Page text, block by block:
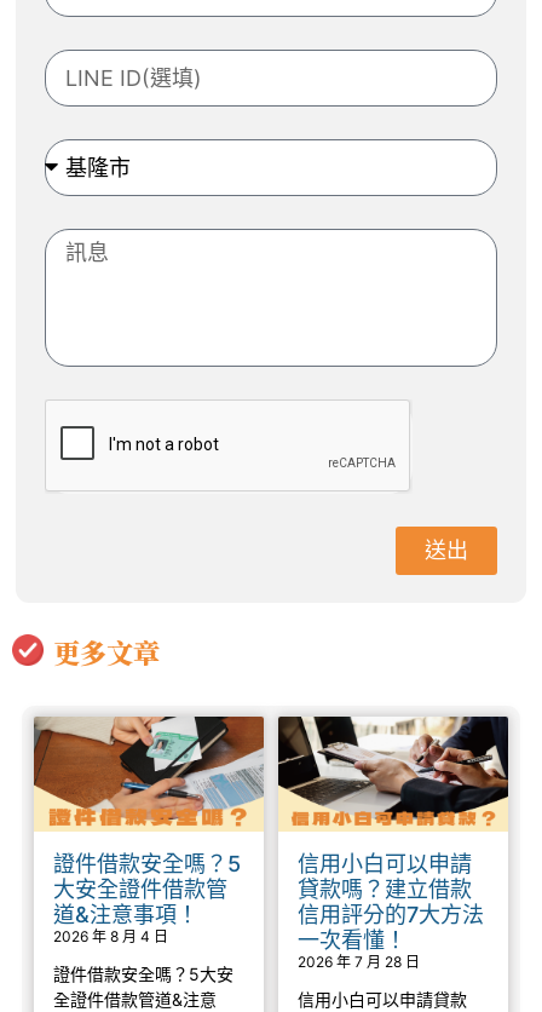
送出
更多文章
證件借款安全嗎？5
大安全證件借款管
道&注意事項！
2026 年 8 月 4 日
證件借款安全嗎？5大安
全證件借款管道&注意
信用小白可以申請
貸款嗎？建立借款
信用評分的7大方法
一次看懂！
2026 年 7 月 28 日
信用小白可以申請貸款